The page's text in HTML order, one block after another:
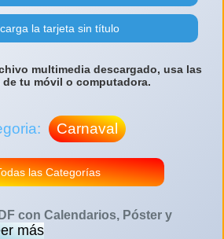
la tarjeta sin título
multimedia descargado, usa las
tu móvil o computadora.
Carnaval
las Categorías
con Calendarios, Póster y
más